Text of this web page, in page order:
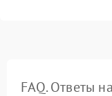
FAQ. Ответы